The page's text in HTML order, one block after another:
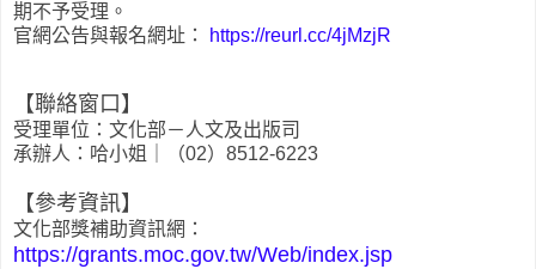
期不予受理。
官網公告與報名網址：
https://reurl.cc/4jMzjR
【聯絡窗口】
受理單位：文化部－人文及出版司
承辦人：哈小姐｜（02）8512-6223
【參考資訊】
文化部獎補助資訊網：
https://grants.moc.gov.tw/Web/index.jsp